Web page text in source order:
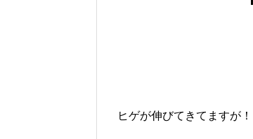
ヒゲが伸びてきてますが！